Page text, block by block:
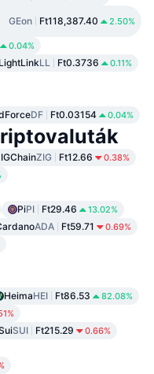
GEon Ft118,387.40 2.50%
0.04%
LightLinkLL Ft0.3736 0.11%
DF Ft0.03154 0.04%
ZIG Ft12.66 0.38%
PiPI Ft29.46 13.02%
ADA Ft59.71 0.69%
HeimaHEI Ft86.53 82.08%
SUI Ft215.29 0.66%